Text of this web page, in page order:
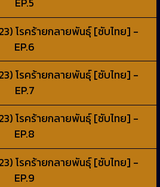
EP.5
โรคร้ายกลายพันธุ์ [ซับไทย] -
EP.6
โรคร้ายกลายพันธุ์ [ซับไทย] -
EP.7
โรคร้ายกลายพันธุ์ [ซับไทย] -
EP.8
โรคร้ายกลายพันธุ์ [ซับไทย] -
EP.9